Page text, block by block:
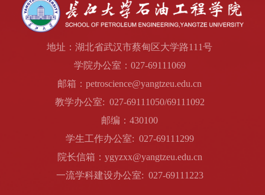
地址：湖北省武汉市蔡甸区大学路111号
学院办公室：027-69111069
邮箱：petroscience@yangtzeu.edu.cn
教学办公室: 027-69111050/69111092
邮编：430100
学生工作办公室: 027-69111299
院长信箱：ygyzxx@yangtzeu.edu.cn
一流学科建设办公室: 027-69111223